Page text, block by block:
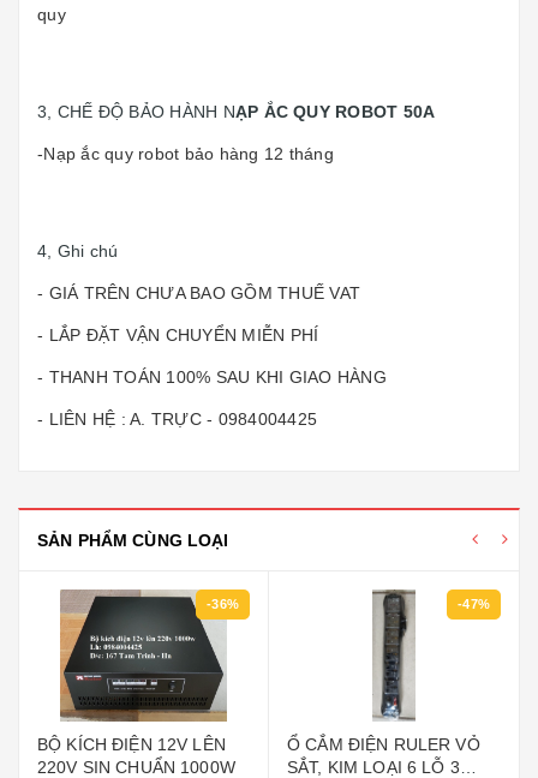
quy
3, CHẾ ĐỘ BẢO HÀNH NẠP ẮC QUY ROBOT 50A
-Nạp ắc quy robot bảo hàng 12 tháng
4, Ghi chú
- GIÁ TRÊN CHƯA BAO GỒM THUẾ VAT
- LẮP ĐẶT VẬN CHUYỂN MIỄN PHÍ
- THANH TOÁN 100% SAU KHI GIAO HÀNG
- LIÊN HỆ : A. TRỰC - 0984004425
SẢN PHẨM CÙNG LOẠI
-36%
BỘ KÍCH ĐIỆN 12V LÊN
220V SIN CHUẨN 1000W
-47%
Ổ CẮM ĐIỆN RULER VỎ
SẮT, KIM LOẠI 6 LỖ 3